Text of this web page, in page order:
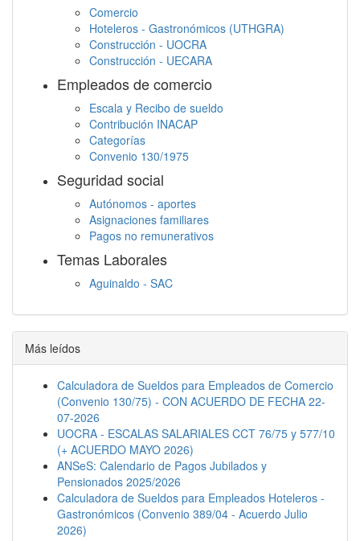
Comercio
Hoteleros - Gastronómicos (UTHGRA)
Construcción - UOCRA
Construcción - UECARA
Empleados de comercio
Escala y Recibo de sueldo
Contribución INACAP
Categorías
Convenio 130/1975
Seguridad social
Autónomos - aportes
Asignaciones familiares
Pagos no remunerativos
Temas Laborales
Aguinaldo - SAC
Descanso semanal
Embargos
Más leídos
Calculadora de Sueldos para Empleados de Comercio
(Convenio 130/75) - CON ACUERDO DE FECHA 22-
07-2026
UOCRA - ESCALAS SALARIALES CCT 76/75 y 577/10
(+ ACUERDO MAYO 2026)
ANSeS: Calendario de Pagos Jubilados y
Pensionados 2025/2026
Calculadora de Sueldos para Empleados Hoteleros -
Gastronómicos (Convenio 389/04 - Acuerdo Julio
2026)